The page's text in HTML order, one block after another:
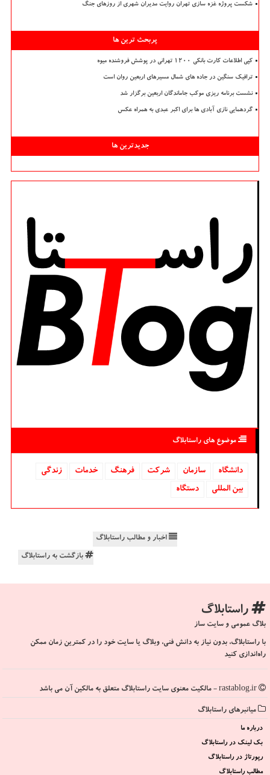
شکست پروژه غزه سازی تهران روایت مدیران شهری از روزهای جنگ
پربحث ترین ها
کپی اطلاعات کارت بانکی ۱۲۰۰ تهرانی در پوشش فروشنده میوه
ترافیک سنگین در جاده های شمال مسیرهای اربعین روان است
نشست برنامه ریزی موکب جاماندگان اربعین برگزار شد
گردهمایی نازی آبادی ها برای اکبر عبدی به همراه عکس
جدیدترین ها
موضوع های راستابلاگ
دانشگاه‌ سازمان شركت فرهنگ خدمات
زندگی
بین المللی
دستگاه
اخبار و مطالب راستابلاگ
بازگشت به راستابلاگ
راستابلاگ
بلاگ عمومی و سایت ساز
با راستابلاگ، بدون نیاز به دانش فنی، وبلاگ یا سایت خود را در کمترین زمان ممکن
راه‌اندازی کنید
میانبرهای راستابلاگ
درباره ما
بک لینک در راستابلاگ
رپورتاژ در راستابلاگ
مطالب راستابلاگ